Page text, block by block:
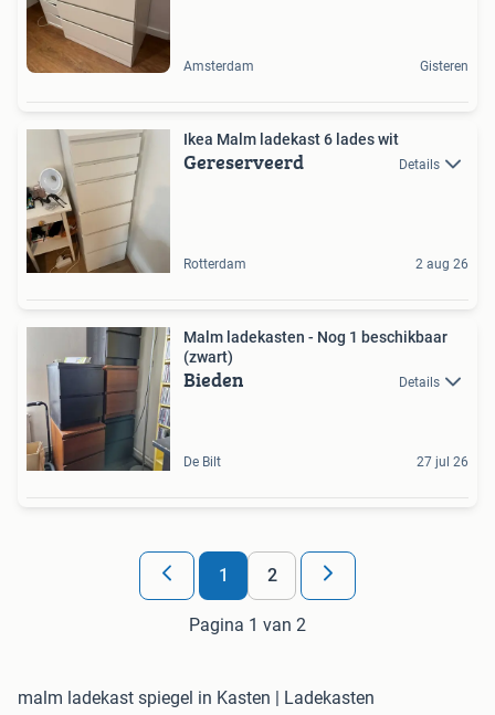
Amsterdam Gisteren
Ikea Malm ladekast 6 lades wit
Gereserveerd Details
Rotterdam 2 aug 26
Malm ladekasten - Nog 1 beschikbaar
(zwart)
Bieden Details
De Bilt 27 jul 26
1 2
Pagina 1 van 2
malm ladekast spiegel in Kasten | Ladekasten